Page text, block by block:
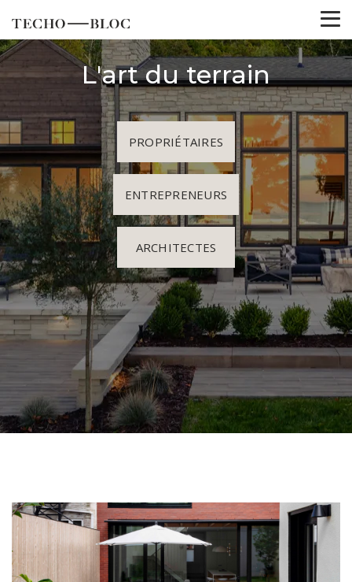
L'art du terrain
PROPRIÉTAIRES
ENTREPRENEURS
ARCHITECTES